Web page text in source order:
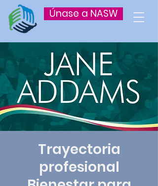
Únase a NASW
Trayectoria
profesional